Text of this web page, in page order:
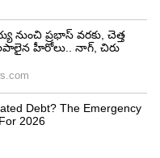
లాంగ్
రోడ్డుపై